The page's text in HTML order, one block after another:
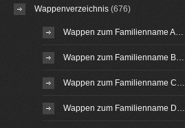
Wappenverzeichnis (676)
Wappen zum Familienname A…
Wappen zum Familienname B…
Wappen zum Familienname C…
Wappen zum Familienname D…